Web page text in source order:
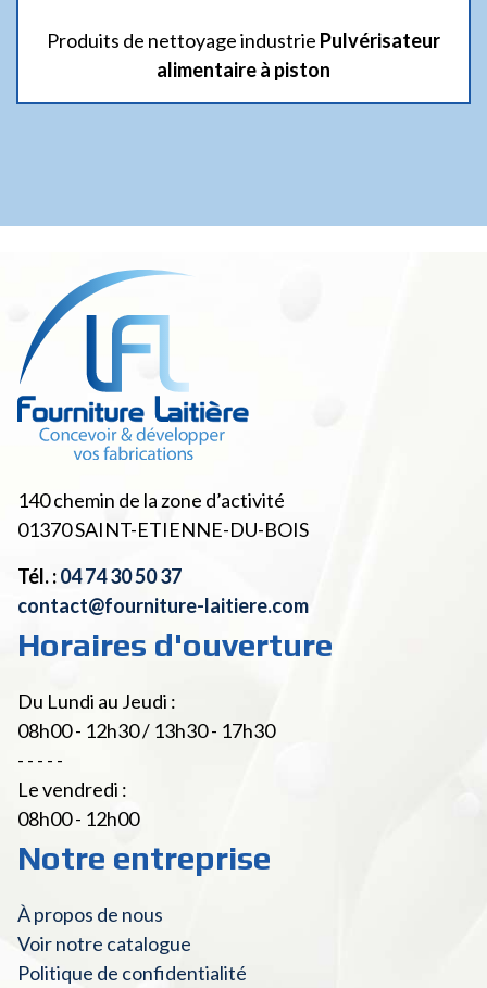
Produits de nettoyage industrie Pulvérisateur
alimentaire à piston
140 chemin de la zone d’activité
01370SAINT-ETIENNE-DU-BOIS
Tél. :04 74 30 50 37
contact@fourniture-laitiere.com
Horaires d'ouverture
Du Lundi au Jeudi :
08h00 - 12h30 / 13h30 - 17h30
- - - - -
Le vendredi :
08h00 - 12h00
Notre entreprise
À propos de nous
Voir notre catalogue
Politique de confidentialité